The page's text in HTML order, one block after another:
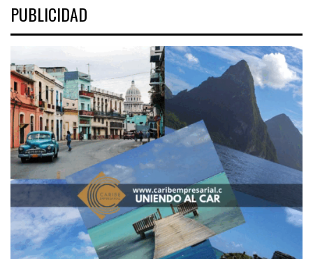
PUBLICIDAD